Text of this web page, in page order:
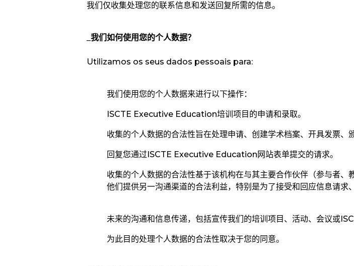
我们仅收集处理您的联系信息和发送回复所需的信息。
_我们如何使用您的个人数据？
Utilizamos os seus dados pessoais para:
我们使用您的个人数据来进行以下操作：
ISCTE Executive Education培训项目的申请和录取。
收集的个人数据的合法性旨在处理申请、创建学术档案、开具发票、
回复您通过ISCTE Executive Education 网站表单提交的请求。
收集的个人数据的合法性基于该机构在与其主要合作伙伴（参与者
他们提供另一沟通渠道的合法利益，特别是为了接受和回应信息请求
未来的沟通和信息传递，包括宣传我们的培训项目、活动、会议或
为此目的处理个人数据的合法性取决于您的同意。